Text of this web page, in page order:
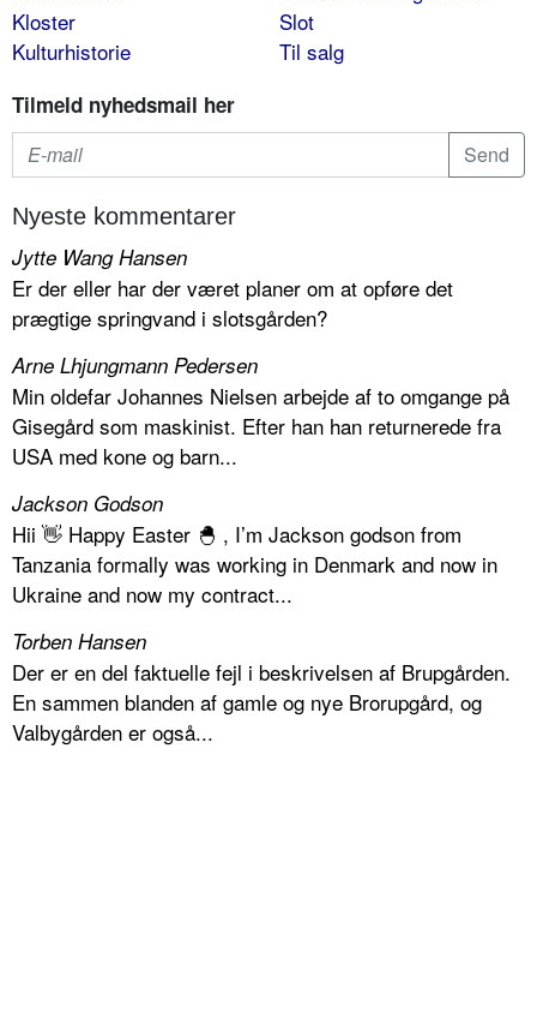
Kloster
Kulturhistorie
Slot
Til salg
Tilmeld nyhedsmail her
Nyeste kommentarer
Jytte Wang Hansen
Er der eller har der været planer om at opføre det
prægtige springvand i slotsgården?
Arne Lhjungmann Pedersen
Min oldefar Johannes Nielsen arbejde af to omgange på
Gisegård som maskinist. Efter han han returnerede fra
USA med kone og barn...
Jackson Godson
Hii 👋 Happy Easter 🐣 , I’m Jackson godson from
Tanzania formally was working in Denmark and now in
Ukraine and now my contract...
Torben Hansen
Der er en del faktuelle fejl i beskrivelsen af Brupgården.
En sammen blanden af gamle og nye Brorupgård, og
Valbygården er også...